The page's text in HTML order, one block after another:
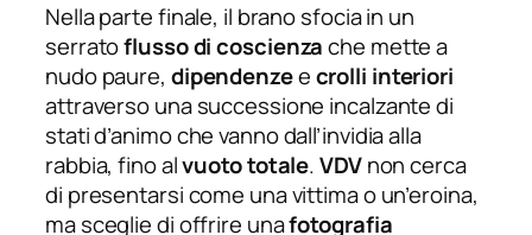
Nella parte finale, il brano sfocia in un
serratoflusso di coscienzache mette a
nudo paure, dipendenzeecrolli interiori
attraverso una successione incalzante di
stati d’animo che vanno dall’invidia alla
rabbia, fino alvuoto totale.VDVnon cerca
di presentarsi come una vittima o un’eroina,
ma sceglie di offrire unafotografia